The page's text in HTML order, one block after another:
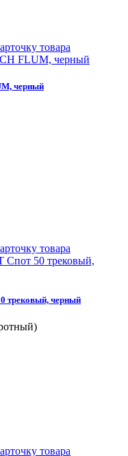
товара
черный
товара
трековый, черный
товара